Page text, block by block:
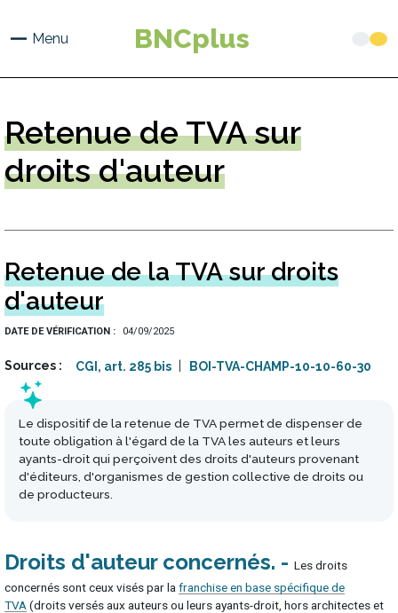
principal
Menu BNCplus
Retenuede TVA sur
droits d'auteur
Retenue de la TVA sur droits
d'auteur
DATE DE VÉRIFICATION 04/09/2025
Sources CGI, art. 285 bis BOI-TVA-CHAMP-10-10-60-30
Le dispositif de la retenue de TVA permet de dispenser de
toute obligation à l'égard de la TVA les auteurs et leurs
ayants-droit qui perçoivent des droits d'auteurs provenant
d'éditeurs, d'organismes de gestion collective de droits ou
de producteurs.
Droits d'auteur concernés
Les droits
concernés sont ceux visés par la franchise en base spécifique de
TVA (droits versés aux auteurs ou leurs ayants-droit, hors architectes et